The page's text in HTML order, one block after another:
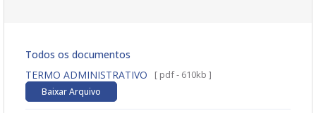
Todos os documentos
TERMO ADMINISTRATIVO
[ pdf - 610kb ]
Baixar Arquivo